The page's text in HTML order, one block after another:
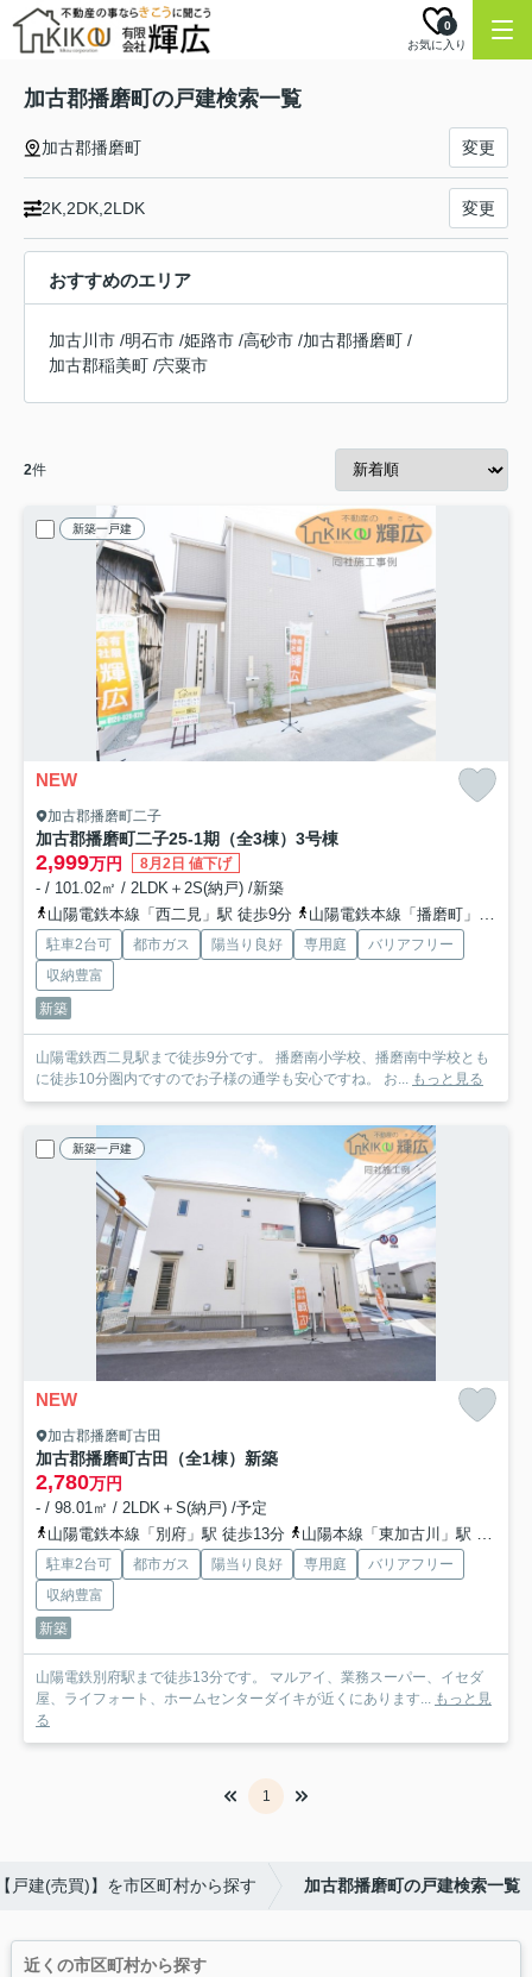
お気に入り
0
加古郡播磨町の戸建検索一覧
加古郡播磨町 変更
2K,2DK,2LDK 変更
おすすめのエリア
加古川市 /明石市 /姫路市 /高砂市 /加古郡播磨町 /
加古郡稲美町 /宍粟市
2件
新築一戸建
NEW
加古郡播磨町二子
加古郡播磨町二子25-1期（全3棟）3号棟
2,999万円 8月2日 値下げ
- / 101.02㎡ / 2LDK＋2S(納戸) /新築
山陽電鉄本線「西二見」駅 徒歩9分
山陽電鉄本線「播磨町」駅 徒歩15分
駐車2台可 都市ガス 陽当り良好 専用庭
バリアフリー
収納豊富
新築
山陽電鉄西二見駅まで徒歩9分です。 播磨南小学校、播磨南中学校とも
に徒歩10分圏内ですのでお子様の通学も安心ですね。 お... もっと見る
新築一戸建
NEW
加古郡播磨町古田
加古郡播磨町古田（全1棟）新築
2,780万円
- / 98.01㎡ / 2LDK＋S(納戸) /予定
山陽電鉄本線「別府」駅 徒歩13分
山陽本線「東加古川」駅 徒歩39分
駐車2台可 都市ガス 陽当り良好 専用庭
バリアフリー
収納豊富
新築
山陽電鉄別府駅まで徒歩13分です。 マルアイ、業務スーパー、イセダ
屋、ライフォート、ホームセンターダイキが近くにあります... もっと見
る
1
戸建(売買)】を市区町村から探す 加古郡播磨町の戸建検索一覧
近くの市区町村から探す